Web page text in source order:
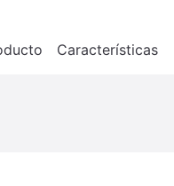
Características